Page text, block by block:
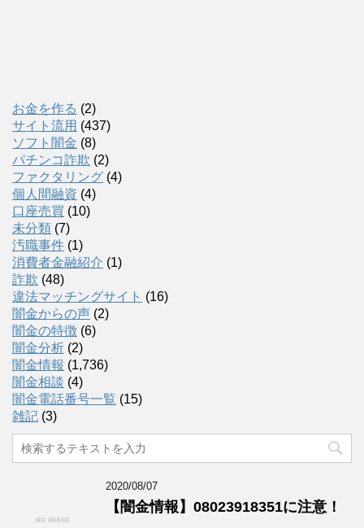
お金を作る (2)
サイト流用 (437)
ソフト闇金 (8)
パチンコ詐欺 (2)
ファクタリング (4)
個人間融資 (4)
口座売買 (10)
未分類 (7)
汚職事件 (1)
消費者金融紹介 (1)
詐欺 (48)
違法マッチングサイト (16)
闇金からの声 (2)
闇金の特徴 (6)
闇金分析 (2)
闇金情報 (1,736)
闇金相談 (4)
闇金電話番号一覧 (15)
雑記 (3)
2020/08/07
【闇金情報】08023918351に注意！